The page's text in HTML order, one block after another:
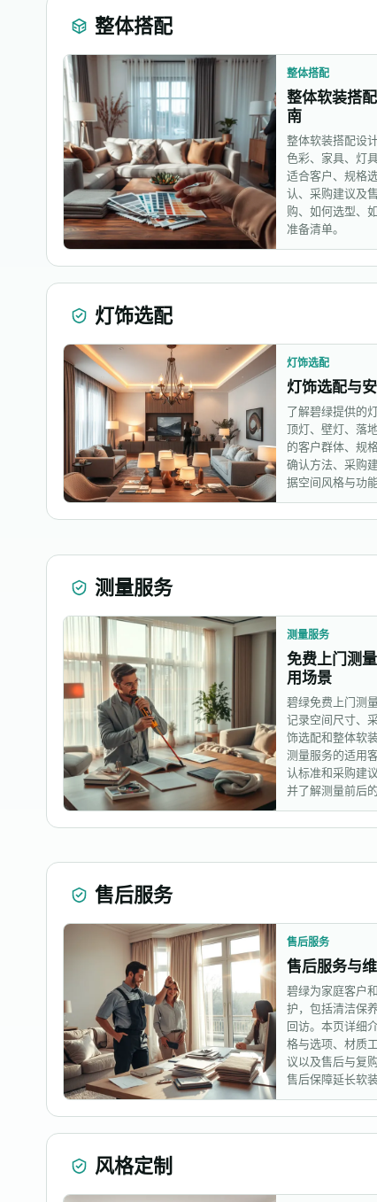
整体搭配
整体搭配
整体软装搭
南
整体软装搭配设
色彩、家具、灯
适合客户、规格
认、采购建议及
购、如何选型、
准备清单。
灯饰选配
灯饰选配
灯饰选配与
了解碧绿提供的
顶灯、壁灯、落
的客户群体、规
确认方法、采购
据空间风格与功
测量服务
测量服务
免费上门测
用场景
碧绿免费上门测
记录空间尺寸、
饰选配和整体软
测量服务的适用
认标准和采购建
并了解测量前后
售后服务
售后服务
售后服务与
碧绿为家庭客户
护，包括清洁保
回访。本页详细
格与选项、材质
议以及售后与复
售后保障延长软
风格定制